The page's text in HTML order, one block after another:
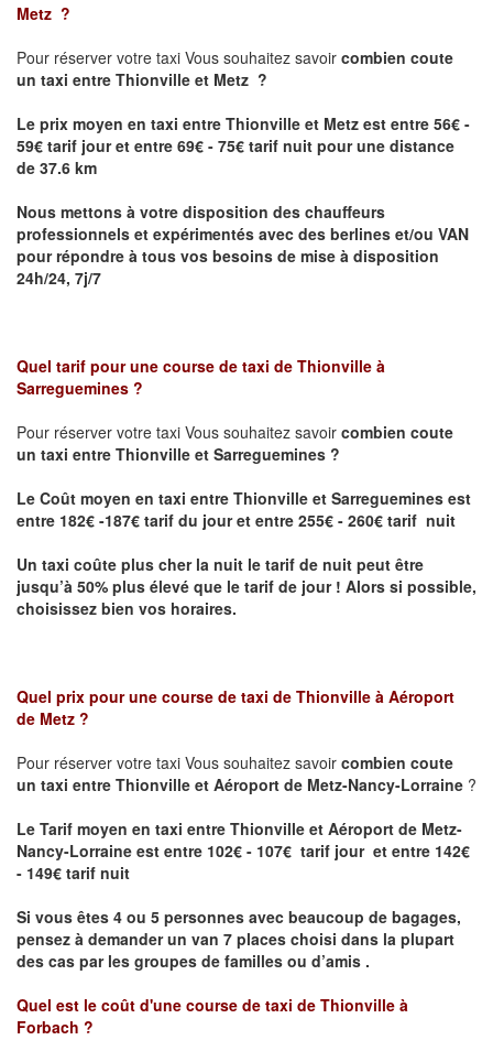
Metz ?
Pour réserver votre taxi Vous souhaitez savoir combien coute
un taxi entre Thionville et Metz ?
Le prix moyen en taxi entre Thionville et Metz est entre 56€ -
59€ tarif jour et entre 69€ - 75€ tarif nuit pour une distance
de 37.6 km
Nous mettons à votre disposition des chauffeurs
professionnels et expérimentés avec des berlines et/ou VAN
pour répondre à tous vos besoins de mise à disposition
24h/24, 7j/7
Quel tarif pour une course de taxi de Thionville à
Sarreguemines ?
Pour réserver votre taxi Vous souhaitez savoir combien coute
un taxi entre Thionville et Sarreguemines ?
Le Coût moyen en taxi entre Thionville et Sarreguemines est
entre 182€ -187€ tarif du jour et entre 255€ - 260€ tarif nuit
Un taxi coûte plus cher la nuit le tarif de nuit peut être
jusqu’à 50% plus élevé que le tarif de jour ! Alors si possible,
choisissez bien vos horaires.
Quel prix pour une course de taxi de Thionville à Aéroport
de Metz ?
Pour réserver votre taxi Vous souhaitez savoir combien coute
un taxi entre Thionville et Aéroport de Metz-Nancy-Lorraine ?
Le Tarif moyen en taxi entre Thionville et Aéroport de Metz-
Nancy-Lorraine est entre 102€ - 107€ tarif jour et entre 142€
- 149€ tarif nuit
Si vous êtes 4 ou 5 personnes avec beaucoup de bagages,
pensez à demander un van 7 places choisi dans la plupart
des cas par les groupes de familles ou d’amis .
Quel est le coût d'une course de taxi de Thionville à
Forbach ?